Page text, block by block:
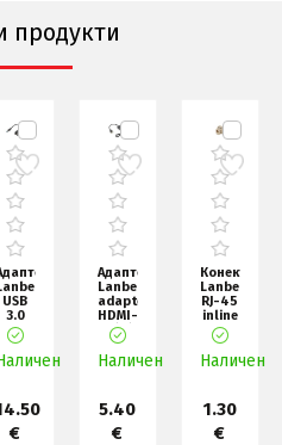
продукти
USB
3.0
LAN
adapter
1GB
€
Адаптер
Lanberg
adapter
HDMI-
A (m)
->
VGA
Наличен
5.40
€
Конектор
Lanberg
RJ-45
inline
coupler
RJ-
45-
Наличен
1.30
€